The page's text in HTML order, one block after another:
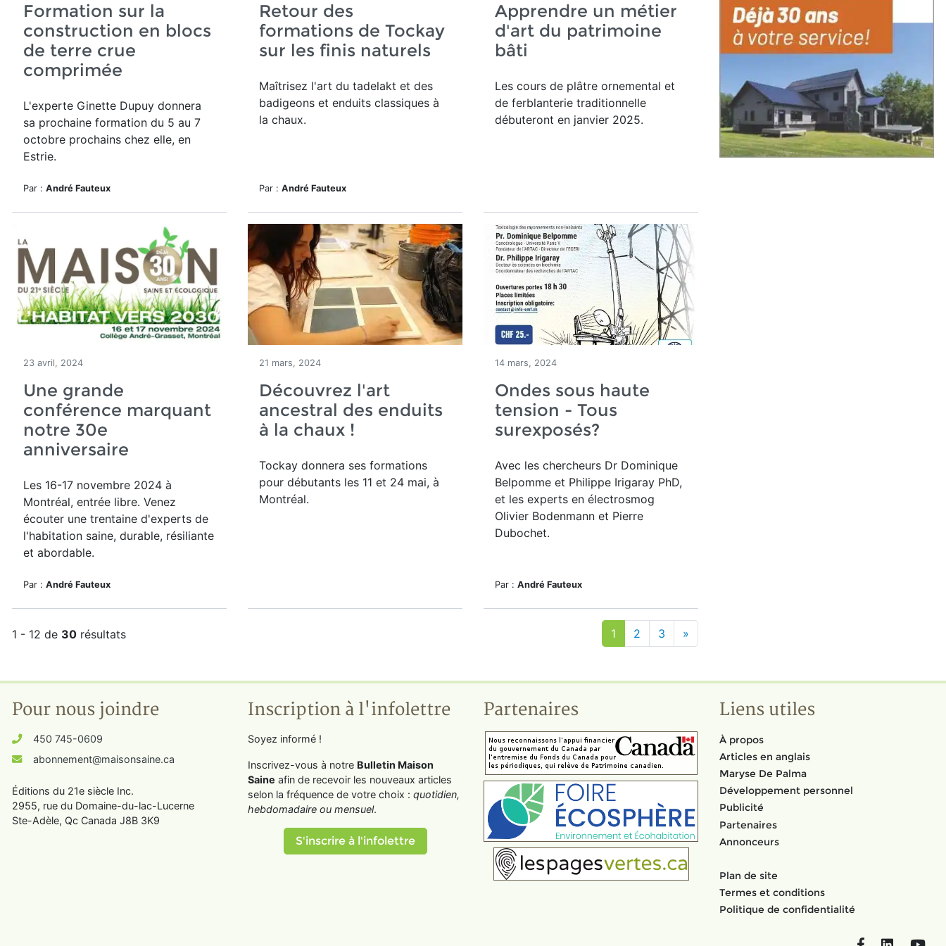
Formation sur la
construction en blocs
de terre crue
comprimée
L'experte Ginette Dupuy donnera
sa prochaine formation du 5 au 7
octobre prochains chez elle, en
Estrie.
Par : André Fauteux
Retour des
formations de Tockay
sur les finis naturels
Maîtrisez l'art du tadelakt et des
badigeons et enduits classiques à
la chaux.
Par : André Fauteux
Apprendre un métier
d'art du patrimoine
bâti
Les cours de plâtre ornemental et
de ferblanterie traditionnelle
débuteront en janvier 2025.
23 avril, 2024
Une grande
conférence marquant
notre 30e
anniversaire
Les 16-17 novembre 2024 à
Montréal, entrée libre. Venez
écouter une trentaine d'experts de
l'habitation saine, durable, résiliante
et abordable.
Par : André Fauteux
21 mars, 2024
Découvrez l'art
ancestral des enduits
à la chaux !
Tockay donnera ses formations
pour débutants les 11 et 24 mai, à
Montréal.
14 mars, 2024
Ondes sous haute
tension - Tous
surexposés?
Avec les chercheurs Dr Dominique
Belpomme et Philippe Irigaray PhD,
et les experts en électrosmog
Olivier Bodenmann et Pierre
Dubochet.
Par : André Fauteux
1 - 12 de 30 résultats 1 2 3 »
Pour nous joindre
450 745-0609
abonnement@maisonsaine.ca
Éditions du 21e siècle Inc.
2955, rue du Domaine-du-lac-Lucerne
Ste-Adèle, Qc Canada J8B 3K9
Inscription à l'infolettre
Soyez informé !
Inscrivez-vous à notre Bulletin Maison
Saine afin de recevoir les nouveaux articles
selon la fréquence de votre choix : quotidien,
hebdomadaire ou mensuel.
S'inscrire à l'infolettre
Partenaires Liens utiles
À propos
Articles en anglais
Maryse De Palma
Développement personnel
Publicité
Partenaires
Annonceurs
Plan de site
Termes et conditions
Politique de confidentialité